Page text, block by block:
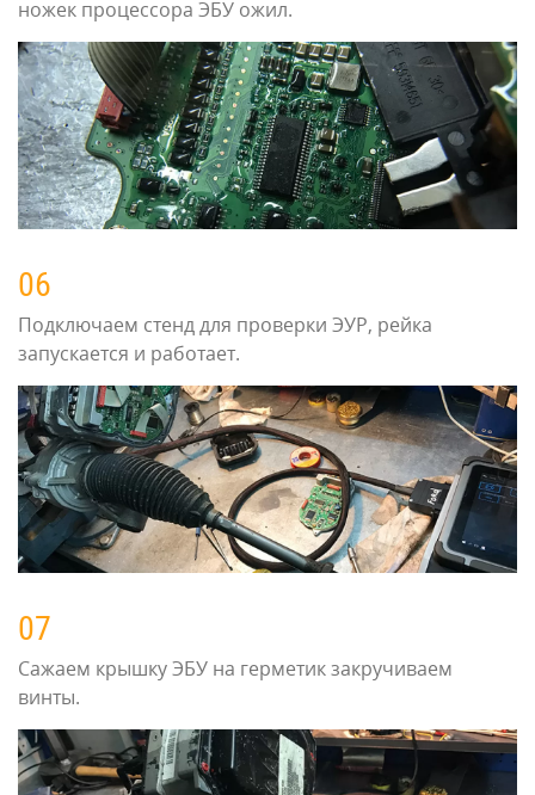
ножек процессора ЭБУ ожил.
06
Подключаем стенд для проверки ЭУР, рейка
запускается и работает.
07
Сажаем крышку ЭБУ на герметик закручиваем
винты.